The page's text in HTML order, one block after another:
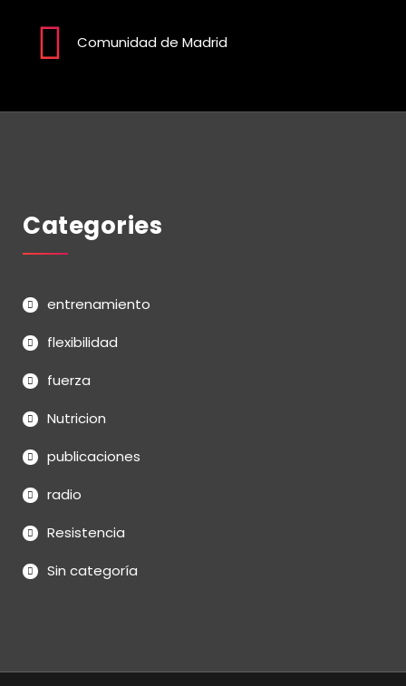
Comunidad de Madrid
Categories
entrenamiento
flexibilidad
fuerza
Nutricion
publicaciones
radio
Resistencia
Sin categoría